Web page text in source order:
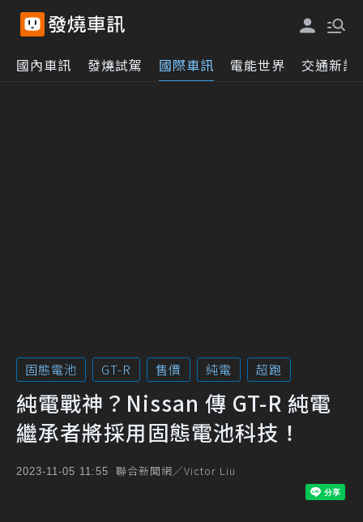
國內車訊 發燒試駕 國際車訊 電能世界 交通新訊
固態電池 GT-R 售價 純電 超跑
純電戰神？Nissan 傳 GT-R 純電
繼承者將採用固態電池科技！
2023-11-05 11:55 聯合新聞網／Victor Liu